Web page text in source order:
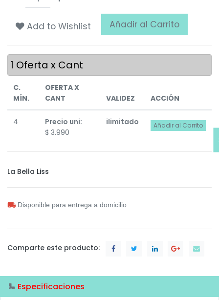
Add to Wishlist Añadir al Carrito
1 Oferta x Cant
C.
MÍN.
OFERTA X
CANT
VALIDEZ ACCIÓN
4
Precio uni:
$ 3.990
ilimitado Añadir al Carrito
La Bella Liss
Disponible para entrega a domicilio
Comparte este producto:
Especificaciones